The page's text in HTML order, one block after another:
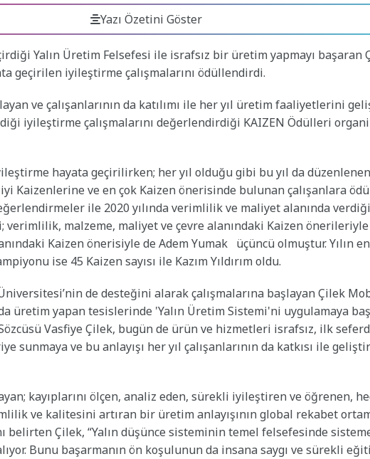
Yazı Özetini Göster
Yalın Üretim Felsefesi ile israfsız bir üretim yapmayı başaran
geçirilen iyileştirme çalışmalarını ödüllendirdi.
ve çalışanlarının da katılımı ile her yıl üretim faaliyetlerini
iyileştirme çalışmalarını değerlendirdiği KAIZEN Ödülleri
hayata geçirilirken; her yıl olduğu gibi bu yıl da
iyi Kaizenlerine ve en çok Kaizen önerisinde bulunan çalışanlara
ile 2020 yılında verimlilik ve maliyet alanında
malzeme, maliyet ve çevre alanındaki Kaizen
Kaizen önerisiyle de Adem Yumak üçüncü olmuştur. Yılın
ise 45 Kaizen sayısı ile Kazım Yıldırım oldu.
de desteğini alarak çalışmalarına başlayan Çilek
üretim yapan tesislerinde 'Yalın Üretim Sistemi'ni uygulamaya
Vasfiye Çilek, bugün de ürün ve hizmetleri israfsız, ilk
sunmaya ve bu anlayışı her yıl çalışanlarının da katkısı ile
kayıplarını ölçen, analiz eden, sürekli iyileştiren ve öğrenen,
ve kalitesini artıran bir üretim anlayışının global rekabet
belirten Çilek, “Yalın düşünce sisteminin temel felsefesinde
Bunu başarmanın ön koşulunun da insana saygı ve sürekli